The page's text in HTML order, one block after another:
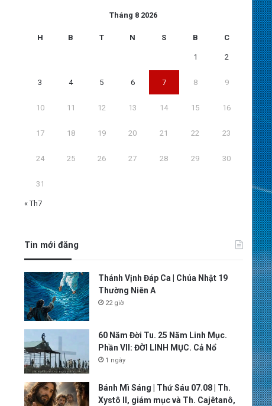
Tháng 8 2026
H B T N S B C
1 2
3 4 5 6 7 8 9
10 11 12 13 14 15 16
17 18 19 20 21 22 23
24 25 26 27 28 29 30
31
« Th7
Tin mới đăng
Thánh Vịnh Đáp Ca | Chúa Nhật 19
Thường Niên A
22 giờ
60 Năm Đời Tu. 25 Năm Linh Mục.
Phần VII: ĐỜI LINH MỤC. Cả Nổ
1 ngày
Bánh Mì Sáng | Thứ Sáu 07.08 | Th.
Xystô II, giám mục và Th. Cajêtanô,